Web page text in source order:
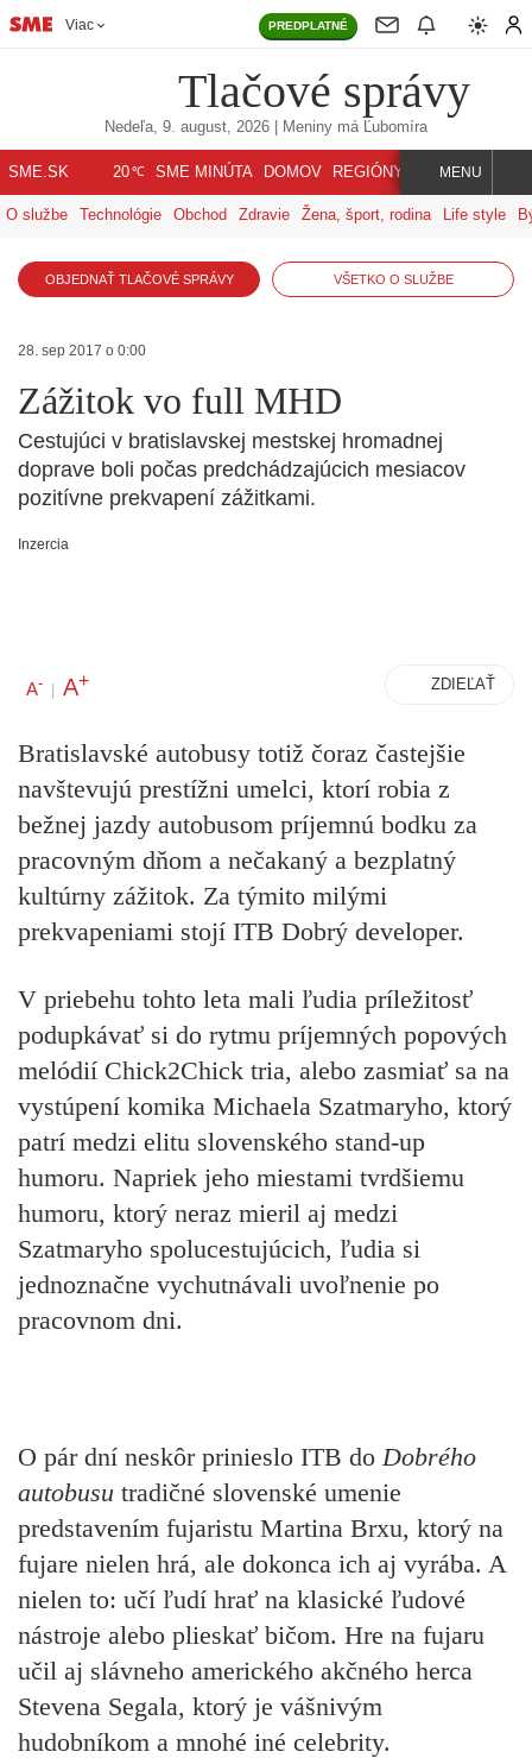
Viac PREDPLATNÉ
Tlačové správy
Nedeľa, 9. august, 2026 | Meniny má Ľubomíra
SME.SK 20℃ SME MINÚTA DOMOV REGIÓNY INDEX SVET
MENU
O službe Technológie Obchod Zdravie Žena, šport, rodina Life style
OBJEDNAŤ TLAČOVÉ SPRÁVY VŠETKO O SLUŽBE
28. sep 2017 o 0:00
Zážitok vo full MHD
Cestujúci v bratislavskej mestskej hromadnej
doprave boli počas predchádzajúcich mesiacov
pozitívne prekvapení zážitkami.
Inzercia
A- | A+ ZDIEĽAŤ
Bratislavské autobusy totiž čoraz častejšie
navštevujú prestížni umelci, ktorí robia z
bežnej jazdy autobusom príjemnú bodku za
pracovným dňom a nečakaný a bezplatný
kultúrny zážitok. Za týmito milými
prekvapeniami stojí ITB Dobrý developer.
V priebehu tohto leta mali ľudia príležitosť
podupkávať si do rytmu príjemných popových
melódií Chick2Chick tria, alebo zasmiať sa na
vystúpení komika Michaela Szatmaryho, ktorý
patrí medzi elitu slovenského stand-up
humoru. Napriek jeho miestami tvrdšiemu
humoru, ktorý neraz mieril aj medzi
Szatmaryho spolucestujúcich, ľudia si
jednoznačne vychutnávali uvoľnenie po
pracovnom dni.
O pár dní neskôr prinieslo ITB do Dobrého
autobusu tradičné slovenské umenie
predstavením fujaristu Martina Brxu, ktorý na
fujare nielen hrá, ale dokonca ich aj vyrába. A
nielen to: učí ľudí hrať na klasické ľudové
nástroje alebo plieskať bičom. Hre na fujaru
učil aj slávneho amerického akčného herca
Stevena Segala, ktorý je vášnivým
hudobníkom a mnohé iné celebrity.